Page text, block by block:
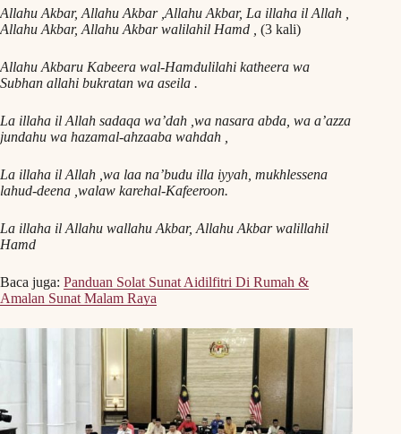
Allahu Akbar, Allahu Akbar ,Allahu Akbar, La illaha il Allah ,
Allahu Akbar, Allahu Akbar walilahil Hamd , (3 kali)
Allahu Akbaru Kabeera wal-Hamdulilahi katheera wa
Subhan allahi bukratan wa aseila .
La illaha il Allah sadaqa wa’dah ,wa nasara abda, wa a’azza
jundahu wa hazamal-ahzaaba wahdah ,
La illaha il Allah ,wa laa na’budu illa iyyah, mukhlessena
lahud-deena ,walaw karehal-Kafeeroon.
La illaha il Allahu wallahu Akbar, Allahu Akbar walillahil
Hamd
Baca juga: Panduan Solat Sunat Aidilfitri Di Rumah &
Amalan Sunat Malam Raya